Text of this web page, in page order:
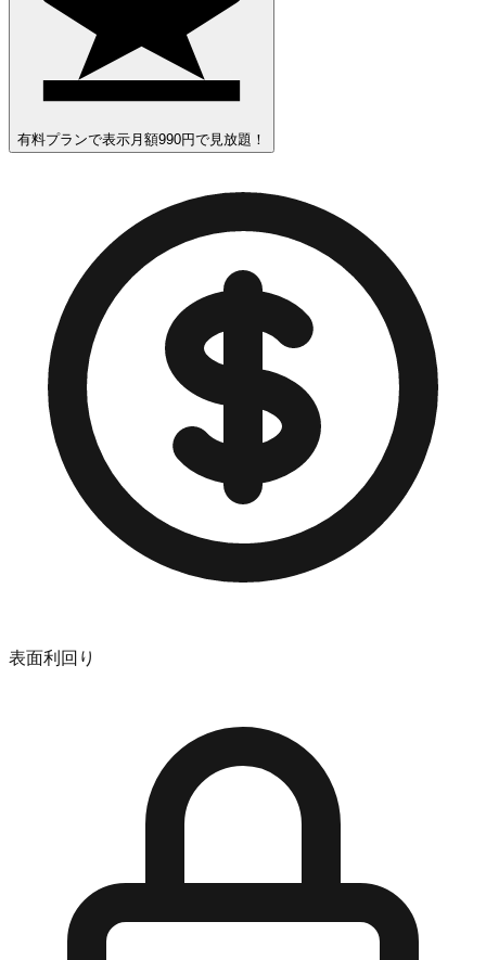
有料プランで表示 月額990円で見放題！
表面利回り